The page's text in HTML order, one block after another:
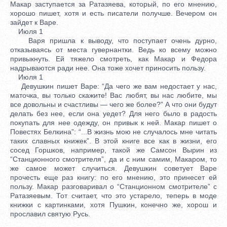
Макар заступается за Ратазяева, который, по его мнению,
хорошо пишет, хотя и есть писатели получше. Вечером он
зайдет к Варе.
Июля 1
Варя пришла к выводу, что поступает очень дурно,
отказываясь от места гувернантки. Ведь ко всему можно
привыкнуть. Ей тяжело смотреть, как Макар и Федора
надрываются ради нее. Она тоже хочет приносить пользу.
Июля 1
Девушкин пишет Варе: “Да чего же вам недостает у нас,
маточка, вы только скажите! Вас любят, вы нас любите, мы
все довольны и счастливы — чего же более?” А что они будут
делать без нее, если она уедет? Для него было в радость
покупать для нее одежду, он привык к ней. Макар пишет о
Повестях Белкина”: “...В жизнь мою не случалось мне читать
таких славных книжек”. В этой книге все как в жизни, его
сосед Горшков, например, такой же Самсон Вырин из
“Станционного смотрителя”, да и с ним самим, Макаром, то
же самое может случиться. Девушкин советует Варе
прочесть еще раз книгу: по его мнению, это принесет ей
пользу. Макар разговаривал о “Станционном смотрителе” с
Ратазяевым. Тот считает, что это устарело, теперь в моде
книжки с картинками, хотя Пушкин, конечно же, хорош и
прославил святую Русь.